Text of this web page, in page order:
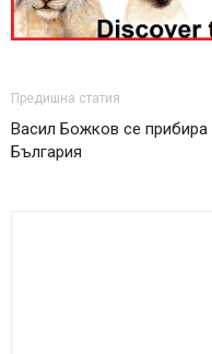
Предишна статия
Васил Божков се прибира
България